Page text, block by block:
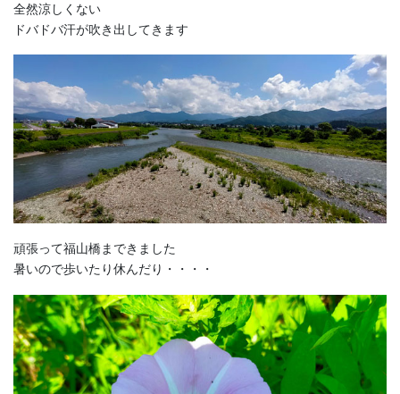
全然涼しくない
ドバドバ汗が吹き出してきます
頑張って福山橋まできました
暑いので歩いたり休んだり・・・・